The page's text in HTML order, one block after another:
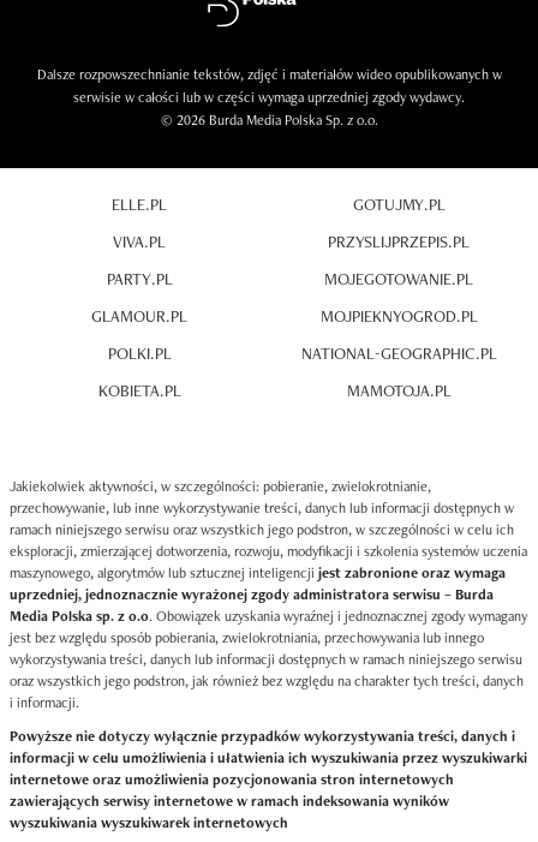
Dalsze rozpowszechnianie tekstów, zdjęć i materiałów wideo opublikowanych w
serwisie w całości lub w części wymaga uprzedniej zgody wydawcy.
© 2026 Burda Media Polska Sp. z o.o.
ELLE.PL
VIVA.PL
PARTY.PL
GLAMOUR.PL
POLKI.PL
KOBIETA.PL
GOTUJMY.PL
PRZYSLIJPRZEPIS.PL
MOJEGOTOWANIE.PL
MOJPIEKNYOGROD.PL
NATIONAL-GEOGRAPHIC.PL
MAMOTOJA.PL
Jakiekolwiek aktywności, w szczególności: pobieranie, zwielokrotnianie,
przechowywanie, lub inne wykorzystywanie treści, danych lub informacji dostępnych w
ramach niniejszego serwisu oraz wszystkich jego podstron, w szczególności w celu ich
eksploracji, zmierzającej dotworzenia, rozwoju, modyfikacji i szkolenia systemów uczenia
maszynowego, algorytmów lub sztucznej inteligencji jest zabronione oraz wymaga
uprzedniej, jednoznacznie wyrażonej zgody administratora serwisu – Burda
Media Polska sp. z o.o. Obowiązek uzyskania wyraźnej i jednoznacznej zgody wymagany
jest bez względu sposób pobierania, zwielokrotniania, przechowywania lub innego
wykorzystywania treści, danych lub informacji dostępnych w ramach niniejszego serwisu
oraz wszystkich jego podstron, jak również bez względu na charakter tych treści, danych
i informacji.
Powyższe nie dotyczy wyłącznie przypadków wykorzystywania treści, danych i
informacji w celu umożliwienia i ułatwienia ich wyszukiwania przez wyszukiwarki
internetowe oraz umożliwienia pozycjonowania stron internetowych
zawierających serwisy internetowe w ramach indeksowania wyników
wyszukiwania wyszukiwarek internetowych